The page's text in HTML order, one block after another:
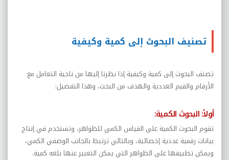
تصنيف البحوث إلى كمية وكيفية
تصنف البحوث إلى كمية وكيفية إذا نظرنا إليها من ناحية التعامل مع
الأرقام والقيم العددية والهدف من البحث، وهذا التفصيل:
أولاً: البحوث الكمية:
تقوم البحوث الكمية على القياس الكمي للظواهر، وتستخدم في إنتاج
بيانات رقمية عددية إحصائية، وبالتالي ترتبط بالجانب الوصفي الكمي،
ويمكن تطبيقها على الظواهر التي يمكن التعبير عنها بلغه كمية.